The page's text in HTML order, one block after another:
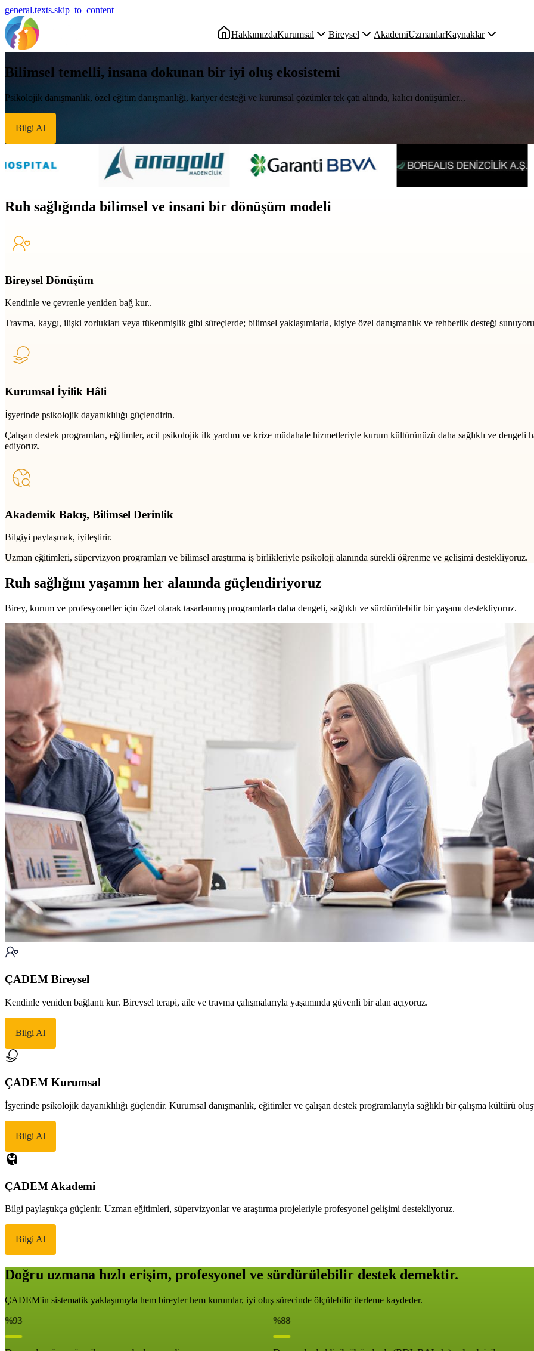
general.texts.skip_to_content
HakkımızdaKurumsal Bireysel AkademiUzmanlarKaynaklar
Bilimsel temelli, insana dokunan bir iyi oluş ekosistemi
Psikolojik danışmanlık, özel eğitim danışmanlığı, kariyer desteği ve kurumsal çözümler tek çatı altında, kalıcı dönüşümler...
Bilgi Al
Ruh sağlığında bilimsel ve insani bir dönüşüm modeli
Bireysel Dönüşüm
Kendinle ve çevrenle yeniden bağ kur..
Travma, kaygı, ilişki zorlukları veya tükenmişlik gibi süreçlerde; bilimsel yaklaşımlarla, kişiye özel danışmanlık ve rehberlik desteği
Kurumsal İyilik Hâli
İşyerinde psikolojik dayanıklılığı güçlendirin.
Çalışan destek programları, eğitimler, acil psikolojik ilk yardım ve krize müdahale hizmetleriyle kurum kültürünüzü daha sağlıklı ve
ediyoruz.
Akademik Bakış, Bilimsel Derinlik
Bilgiyi paylaşmak, iyileştirir.
Uzman eğitimleri, süpervizyon programları ve bilimsel araştırma iş birlikleriyle psikoloji alanında sürekli öğrenme ve gelişimi destekliyoruz.
Ruh sağlığını yaşamın her alanında güçlendiriyoruz
Birey, kurum ve profesyoneller için özel olarak tasarlanmış programlarla daha dengeli, sağlıklı ve sürdürülebilir bir yaşamı destekliyoruz.
ÇADEM Bireysel
Kendinle yeniden bağlantı kur. Bireysel terapi, aile ve travma çalışmalarıyla yaşamında güvenli bir alan açıyoruz.
Bilgi Al
ÇADEM Kurumsal
İşyerinde psikolojik dayanıklılığı güçlendir. Kurumsal danışmanlık, eğitimler ve çalışan destek programlarıyla sağlıklı bir çalışma kültürü
Bilgi Al
ÇADEM Akademi
Bilgi paylaştıkça güçlenir. Uzman eğitimleri, süpervizyonlar ve araştırma projeleriyle profesyonel gelişimi destekliyoruz.
Bilgi Al
Doğru uzmana hızlı erişim, profesyonel ve sürdürülebilir destek demektir.
ÇADEM'in sistematik yaklaşımıyla hem bireyler hem kurumlar, iyi oluş sürecinde ölçülebilir ilerleme kaydeder.
%93
%88